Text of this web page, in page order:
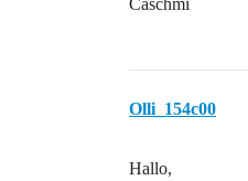
Caschmi
Olli_154c00
Hallo,